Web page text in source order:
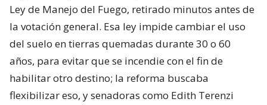
Ley de Manejo del Fuego, retirado minutos antes de
la votación general. Esa ley impide cambiar el uso
del suelo en tierras quemadas durante 30 o 60
años, para evitar que se incendie con el fin de
habilitar otro destino; la reforma buscaba
flexibilizar eso, y senadoras como Edith Terenzi